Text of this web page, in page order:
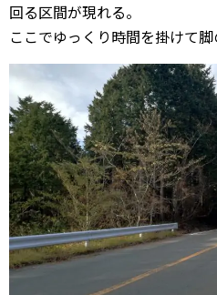
回る区間が現れる。
ここでゆっくり時間を掛けて脚